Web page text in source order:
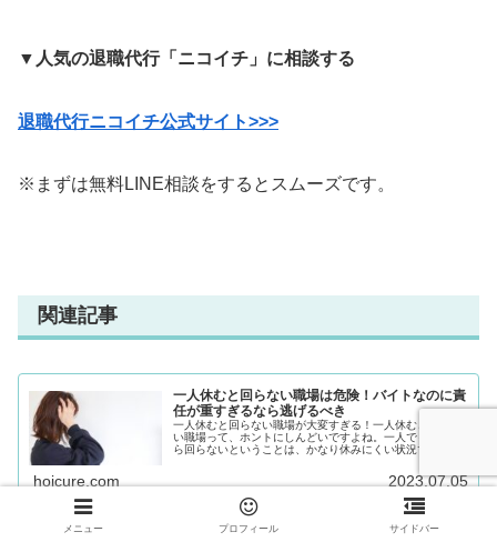
▼人気の退職代行「ニコイチ」に相談する
退職代行ニコイチ公式サイト>>>
※まずは無料LINE相談をするとスムーズです。
関連記事
一人休むと回らない職場は危険！バイトなのに責
任が重すぎるなら逃げるべき
一人休むと回らない職場が大変すぎる！一人休むと回らな
い職場って、ホントにしんどいですよね。一人でも休んだ
ら回らないということは、かなり休みにくい状況ですよ
hoicure.com 2023.07.05
メニュー プロフィール サイドバー